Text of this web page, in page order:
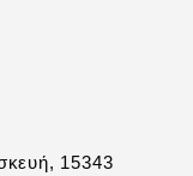
15343